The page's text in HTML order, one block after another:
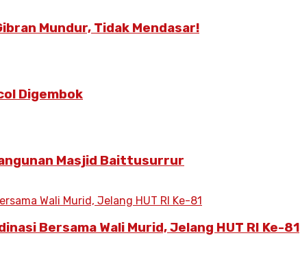
Mundur, Tidak Mendasar!
Digembok
Masjid Baittusurrur
Bersama Wali Murid, Jelang HUT RI Ke-81